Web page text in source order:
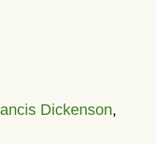
Dickenson,